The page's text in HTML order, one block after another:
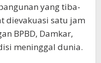
yang tiba-
dievakuasi satu jam
BPBD, Damkar,
meninggal dunia.